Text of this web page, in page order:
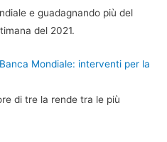
e guadagnando più del
del 2021.
Mondiale: interventi per la
di tre la rende tra le più